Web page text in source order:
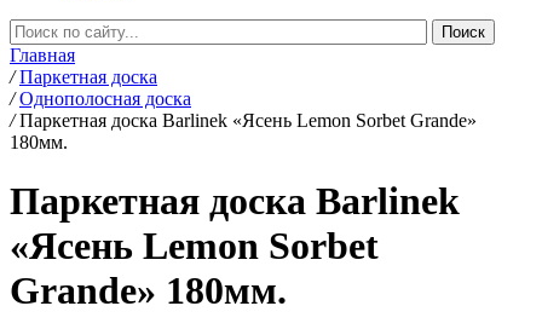
Главная
/ Паркетная доска
/ Однополосная доска
/ Паркетная доска Barlinek «Ясень Lemon Sorbet Grande»
180мм.
Паркетная доска Barlinek
«Ясень Lemon Sorbet
Grande» 180мм.